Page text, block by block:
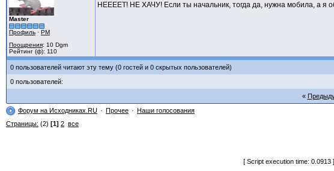
Master
Профиль · PM
Поощрения: 10 Dgm
Рейтинг (ф): 110
НЕЕЕЕТ! НЕ ХАЧУ! Если ты начальник, тогда да, нужна мобила, а я
0 пользователей читают эту тему (0 гостей и 0 скрытых пользователей)
0 пользователей:
Форум на Исходниках.RU
Прочее
Наши голосования
Страницы: (2) [1] 2 все
[ Script execution time: